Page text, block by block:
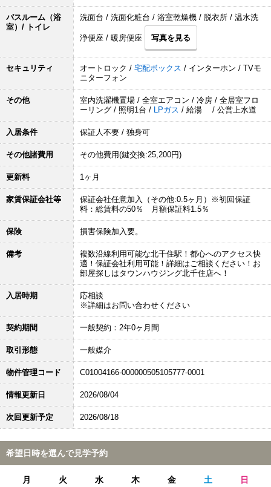
バスルーム（浴
室）/ トイレ
洗面台 / 洗面化粧台 / 浴室乾燥機 / 脱衣所 / 温水洗
浄便座 / 暖房便座 写真を見る
セキュリティ オートロック / 宅配ボックス / インターホン / TVモ
ニターフォン
その他
室内洗濯機置場 / 全室エアコン / 冷房 / 全居室フロ
ーリング / 照明1台 / LPガス / 給湯 / 公営上水道
入居条件 保証人不要 / 独身可
その他諸費用 その他費用(鍵交換:25,200円)
更新料 1ヶ月
家賃保証会社等
保証会社任意加入（その他:0.5ヶ月）※初回保証
料：総賃料の50％ 月額保証料1.5％
保険 損害保険加入要。
備考
複数沿線利用可能な北千住駅！都心へのアクセス快
適！保証会社利用可能！詳細はご相談ください！お
部屋探しはタウンハウジング北千住店へ！
入居時期
応相談
※詳細はお問い合わせください
契約期間 一般契約：2年0ヶ月間
取引形態 一般媒介
物件管理コード C01004166-000000505105777-0001
情報更新日 2026/08/04
次回更新予定 2026/08/18
希望日時を選んで見学予約
月 火 水 木 金 土 日